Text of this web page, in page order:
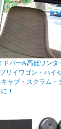
ドバー&高低ワンタ
リイワゴン・ハイ
ャブ・スクラム・
！